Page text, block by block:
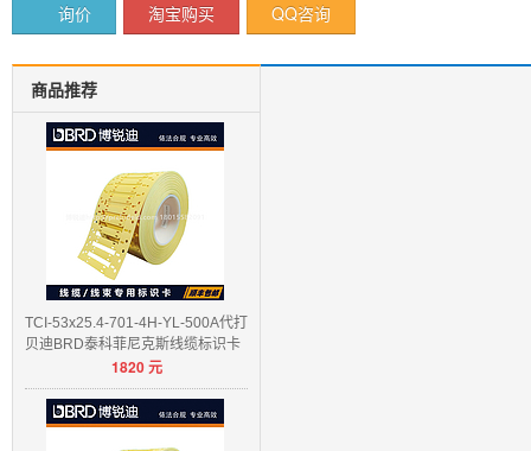
询价 淘宝购买 QQ咨询
商品推荐
TCI-53x25.4-701-4H-YL-500A代打
贝迪BRD泰科菲尼克斯线缆标识卡
1820元